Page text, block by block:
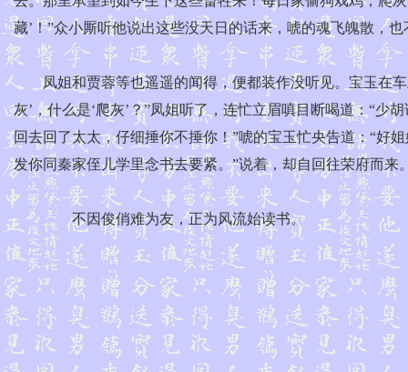
藏’！”众小厮听他说出这些没天日的话来，唬的魂飞魄散，
凤姐和贾蓉等也遥遥的闻得，便都装作没听见。宝玉在车
灰’，什么是‘爬灰’？”凤姐听了，连忙立眉嗔目断喝道：“
回去回了太太，仔细捶你不捶你！”唬的宝玉忙央告道：“好
发你同秦家侄儿学里念书去要紧。”说着，却自回往荣府而来
不因俊俏难为友，正为风流始读书。